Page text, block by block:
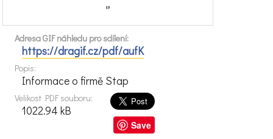
Adresa GIF náhledu pro sdílení:
https://dragif.cz/pdf/aufK
Popis:
Informace o firmě Stap
Save
Velikost PDF souboru:
1022.94 kB